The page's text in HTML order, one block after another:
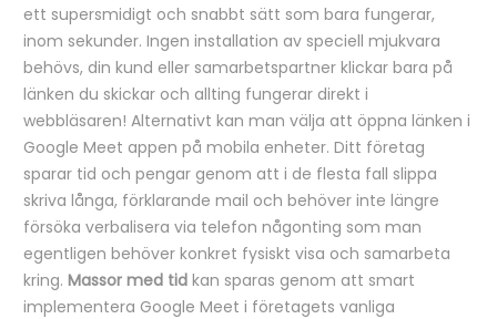
ett supersmidigt och snabbt sätt som bara fungerar,
inom sekunder. Ingen installation av speciell mjukvara
behövs, din kund eller samarbetspartner klickar bara på
länken du skickar och allting fungerar direkt i
webbläsaren! Alternativt kan man välja att öppna länken i
Google Meet appen på mobila enheter. Ditt företag
sparar tid och pengar genom att i de flesta fall slippa
skriva långa, förklarande mail och behöver inte längre
försöka verbalisera via telefon någonting som man
egentligen behöver konkret fysiskt visa och samarbeta
kring. Massor med tid kan sparas genom att smart
implementera Google Meet i företagets vanliga